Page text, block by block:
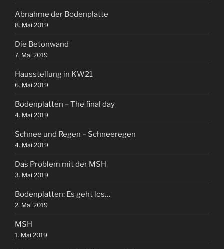
Abnahme der Bodenplatte
8. Mai 2019
Die Betonwand
7. Mai 2019
Hausstellung in KW21
6. Mai 2019
Bodenplatten – The final day
4. Mai 2019
Schnee und Regen – Schneeregen
4. Mai 2019
Das Problem mit der MSH
3. Mai 2019
Bodenplatten: Es geht los…
2. Mai 2019
MSH
1. Mai 2019